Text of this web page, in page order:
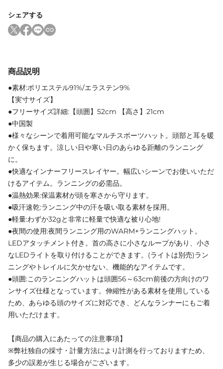
シェアする
商品説明
●素材:ポリエステル91%/エラステン9%
【実寸サイズ】
●フリーサイズ詳細:【頭囲】52cm 【高さ】21cm
●中国製
●様々なシーンで着用可能なマルチスポーツハット。頭部と耳を暖
かく保ちます。涼しい日や寒い日のあらゆる距離のランニング
に。
●快適なインナーフリースレイヤー。幅広いシーンでお使いいただ
けるアイテム。ランニングの必需品。
●温熱効果:保温素材が頭を寒さから守ります。
●吸汗速乾:ランニング中の汗を吸い取る素材を採用。
●軽量:わずか32gと非常に軽量で快適な被り心地!
●夜間の使用:夜間ランニング用のWARM+ランニングハット。
LEDアタッチメント付き。首の高さに小さなループがあり、小さ
なLEDライトを取り付けることができます。(ライトは別売)ラン
ニングやトレイルに欠かせない、機能的なアイテムです。
●頭囲:このランニングハットは頭囲56～63cm前後の方向けのワ
ンサイズ仕様となっています。伸縮性がある素材を使用している
ため、あらゆる頭のサイズに対応でき、どんなランナーにもご着
用いただけます。
【商品の購入にあたっての注意事項】
※弊社独自の採寸・計量方法により計測を行っておりますため、
多少の誤差が生じる場合がございます。